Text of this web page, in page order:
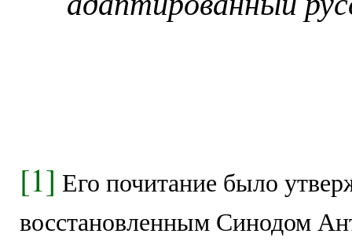
[1] Его почитание было
восстановленным Синодом